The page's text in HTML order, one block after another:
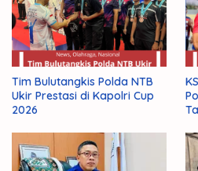
Tim Bulutangkis Polda NTB
Ukir Prestasi di Kapolri Cup
2026